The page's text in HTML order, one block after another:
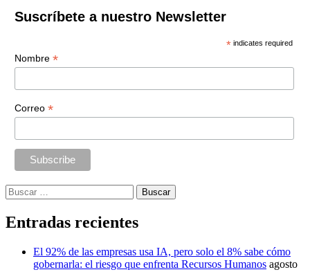
Suscríbete a nuestro Newsletter
* indicates required
Nombre *
Correo *
Buscar:
Entradas recientes
El 92% de las empresas usa IA, pero solo el 8% sabe cómo
gobernarla: el riesgo que enfrenta Recursos Humanos agosto